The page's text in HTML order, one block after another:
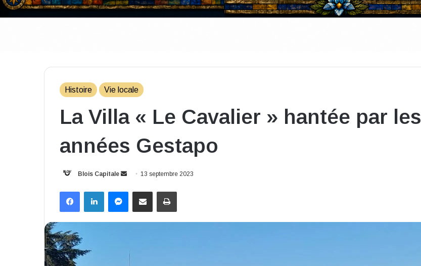
Histoire Vie locale
La Villa « Le Cavalier » hantée par les
années Gestapo
Blois Capitale
Envoyer
courriel
13 septembre 2023
FacebookLinkedinMessenger
Partager par email Imprimer